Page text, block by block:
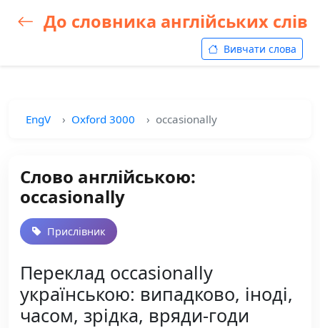
До словника англійських слів
Вивчати слова
EngV Oxford 3000 occasionally
Слово англійською:
occasionally
Прислівник
Переклад occasionally
українською: випадково, іноді,
часом, зрідка, вряди-годи